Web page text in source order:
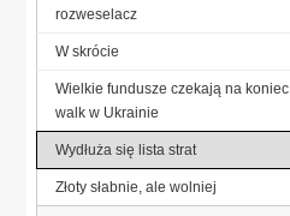
rozweselacz
W skrócie
Wielkie fundusze czekają na koniec
walk w Ukrainie
Wydłuża się lista strat
Złoty słabnie, ale wolniej